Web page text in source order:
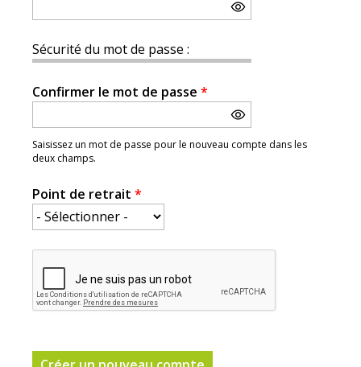
Sécurité du mot de passe :
Confirmer le mot de passe *
Saisissez un mot de passe pour le nouveau compte dans les
deux champs.
Point de retrait *